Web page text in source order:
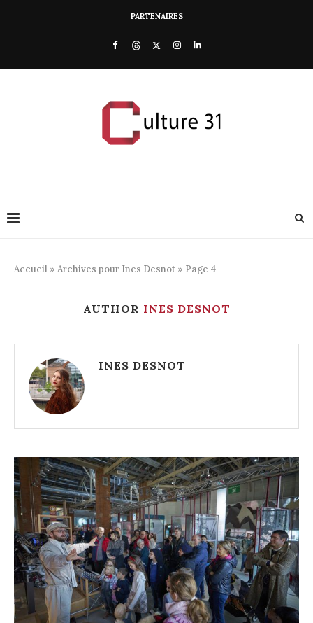
PARTENAIRES
Accueil » Archives pour Ines Desnot » Page 4
AUTHOR INES DESNOT
INES DESNOT